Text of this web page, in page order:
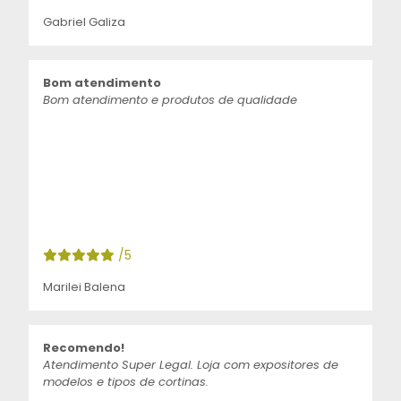
Gabriel Galiza
Bom atendimento
Bom atendimento e produtos de qualidade
/5
Marilei Balena
Recomendo!
Atendimento Super Legal. Loja com expositores de
modelos e tipos de cortinas.